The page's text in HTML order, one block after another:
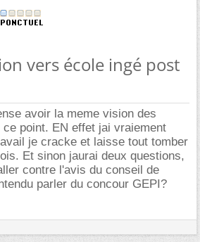
vers école ingé post
avoir la meme vision des
point. EN effet jai vraiement
je cracke et laisse tout tomber
Et sinon jaurai deux questions,
contre l'avis du conseil de
parler du concour GEPI?